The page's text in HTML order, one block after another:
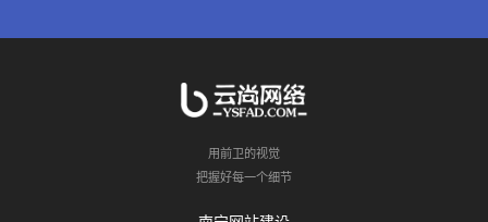
用前卫的视觉
把握好每一个细节